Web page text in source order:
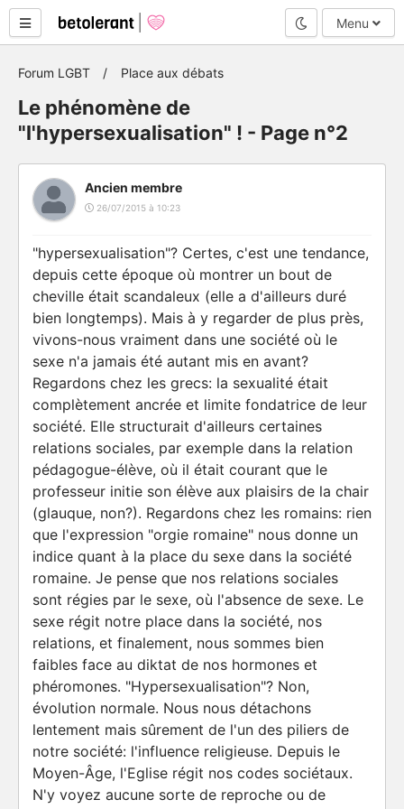
Mode nuit
Menu
Forum LGBT Place aux débats
Le phénomène de
"l'hypersexualisation" ! - Page n°2
Ancien membre
26/07/2015 à 10:23
"hypersexualisation"? Certes, c'est une tendance,
depuis cette époque où montrer un bout de
cheville était scandaleux (elle a d'ailleurs duré
bien longtemps). Mais à y regarder de plus près,
vivons-nous vraiment dans une société où le
sexe n'a jamais été autant mis en avant?
Regardons chez les grecs: la sexualité était
complètement ancrée et limite fondatrice de leur
société. Elle structurait d'ailleurs certaines
relations sociales, par exemple dans la relation
pédagogue-élève, où il était courant que le
professeur initie son élève aux plaisirs de la chair
(glauque, non?). Regardons chez les romains: rien
que l'expression "orgie romaine" nous donne un
indice quant à la place du sexe dans la société
romaine. Je pense que nos relations sociales
sont régies par le sexe, où l'absence de sexe. Le
sexe régit notre place dans la société, nos
relations, et finalement, nous sommes bien
faibles face au diktat de nos hormones et
phéromones. "Hypersexualisation"? Non,
évolution normale. Nous nous détachons
lentement mais sûrement de l'un des piliers de
notre société: l'influence religieuse. Depuis le
Moyen-Âge, l'Eglise régit nos codes sociétaux.
N'y voyez aucune sorte de reproche ou de